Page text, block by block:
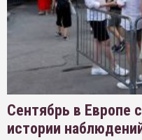
Сентябрь в Европе
истории